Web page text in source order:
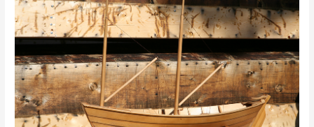
КАРБАС
— благодарственная